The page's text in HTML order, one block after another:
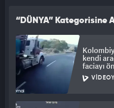
“DÜNYA” Kategorisine
kendi
faciayı